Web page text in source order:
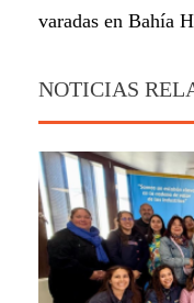
varadas en Bahía
NOTICIAS